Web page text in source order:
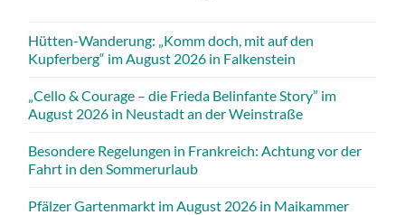
Hütten-Wanderung: „Komm doch, mit auf den
Kupferberg“ im August 2026 in Falkenstein
„Cello & Courage – die Frieda Belinfante Story” im
August 2026 in Neustadt an der Weinstraße
Besondere Regelungen in Frankreich: Achtung vor der
Fahrt in den Sommerurlaub
Pfälzer Gartenmarkt im August 2026 in Maikammer